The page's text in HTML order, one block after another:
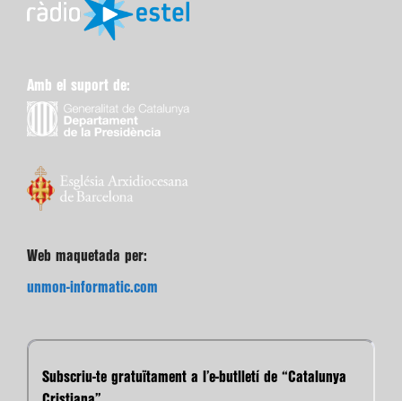
Amb el suport de:
Web maquetada per:
unmon-informatic.com
Subscriu-te gratuïtament a l’e-butlletí de “Catalunya